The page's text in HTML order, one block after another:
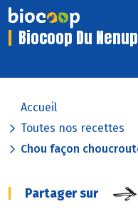
Biocoop Du
Accueil
Toutes nos recettes
Chou façon
Partager sur